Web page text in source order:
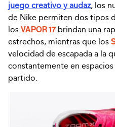
juego creativo y audaz, los
de Nike permiten dos tipos
los VAPOR 17brindan una
estrechos, mientras que los
velocidad de escapada a la
constantemente en
partido.